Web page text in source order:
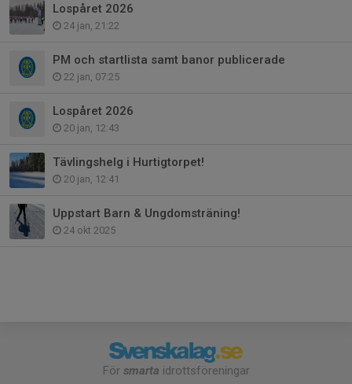
Lospåret 2026
24 jan, 21:22
PM och startlista samt banor publicerade
22 jan, 07:25
Lospåret 2026
20 jan, 12:43
Tävlingshelg i Hurtigtorpet!
20 jan, 12:41
Uppstart Barn & Ungdomsträning!
24 okt 2025
För smarta idrottsföreningar